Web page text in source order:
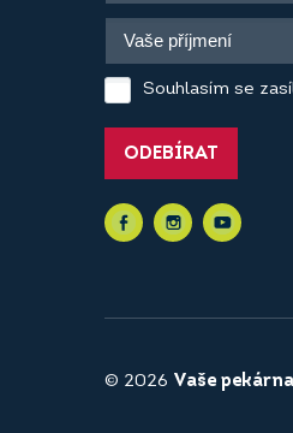
Souhlasím se
ODEBÍRAT
© 2026 Vaše